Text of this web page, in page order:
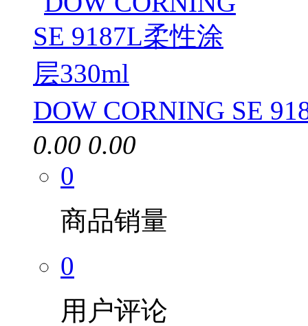
DOW CORNING SE
0.00 0.00
0
商品销量
0
用户评论